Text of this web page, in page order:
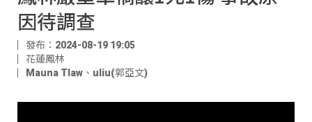
因待調查
發布：2024-08-19 19:05
花蓮鳳林
Mauna Tlaw 、 uliu(郭亞文)